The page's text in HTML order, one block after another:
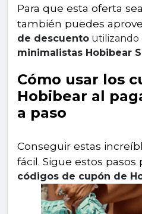
Para que esta oferta
también puedes
de descuento utilizando
minimalistas Hobibear
Cómo usar los
Hobibear al
a paso
Conseguir estas
códigos de cupón de